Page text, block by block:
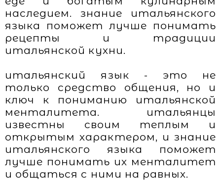
наследием. знание итальянского
языка поможет лучше понимать
рецепты и традиции
итальянской кухни.
итальянский язык - это не
только средство общения, но и
ключ к пониманию итальянской
менталитета. итальянцы
известны своим теплым и
открытым характером, и знание
итальянского языка поможет
лучше понимать их менталитет
и общаться с ними на равных.